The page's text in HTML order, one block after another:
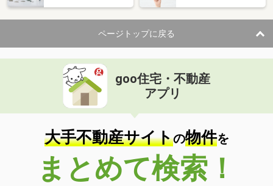
ページトップに戻る
goo住宅・不動産
アプリ
大手不動産サイトの物件を
まとめて検索！